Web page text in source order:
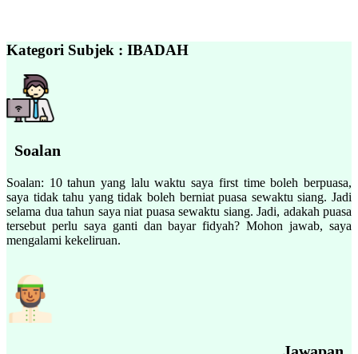
Kategori Subjek : IBADAH
Soalan
Soalan: 10 tahun yang lalu waktu saya first time boleh berpuasa,
saya tidak tahu yang tidak boleh berniat puasa sewaktu siang. Jadi
selama dua tahun saya niat puasa sewaktu siang. Jadi, adakah puasa
tersebut perlu saya ganti dan bayar fidyah? Mohon jawab, saya
mengalami kekeliruan.
Jawapan